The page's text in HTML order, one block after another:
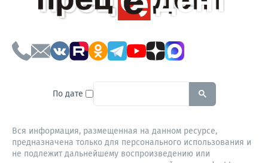
По дате To search this site, enter a
Вся информация, размещенная на данном ресурсе,
предназначена только для персонального использования и
не подлежит дальнейшему воспроизведению или